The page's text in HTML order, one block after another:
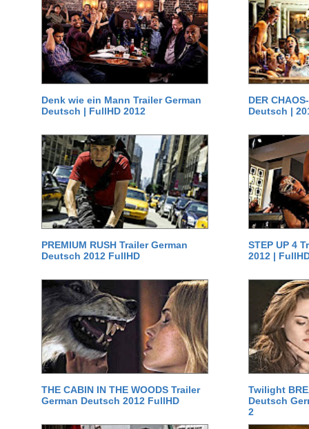
Denk wie ein Mann Trailer German
Deutsch | FullHD 2012
DER
Deutsch |
PREMIUM RUSH Trailer German
Deutsch 2012 FullHD
STEP UP 4
2012 |
THE CABIN IN THE WOODS Trailer
German Deutsch 2012 FullHD
Twilight
Deutsch
2